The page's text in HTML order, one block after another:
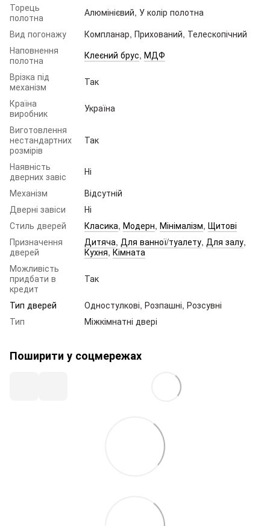
Торець
полотна
Алюмінієвий, У колір полотна
Вид погонажу
Компланар, Прихований, Телескопічний
Наповнення
полотна
Клеєний брус, МДФ
Врізка під
механізм
Так
Країна
виробник
Україна
Виготовлення
нестандартних
розмірів
Так
Наявність
дверних завіс
Ні
Механізм
Відсутній
Дверні завіси
Ні
Стиль дверей
Класика, Модерн, Мінімалізм, Щитові
Призначення
дверей
Дитяча, Для ванної/туалету, Для залу,
Кухня,Кімната
Можливість
придбати в
кредит
Так
Тип дверей
Одностулкові, Розпашні, Розсувні
Тип
Міжкімнатні двері
Поширити у соцмережах